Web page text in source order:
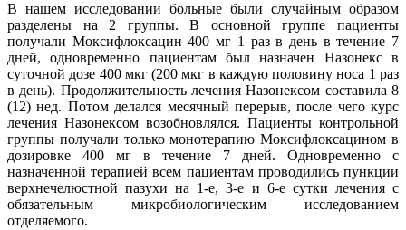
В нашем исследовании больные были случайным образом
разделены на 2 группы. В основной группе пациенты
получали Моксифлоксацин 400 мг 1 раз в день в течение 7
дней, одновременно пациентам был назначен Назонекс в
суточной дозе 400 мкг (200 мкг в каждую половину носа 1 раз
в день). Продолжительность лечения Назонексом составила 8
(12) нед. Потом делался месячный перерыв, после чего курс
лечения Назонексом возобновлялся. Пациенты контрольной
группы получали только монотерапию Моксифлоксацином в
дозировке 400 мг в течение 7 дней. Одновременно с
назначенной терапией всем пациентам проводились пункции
верхнечелюстной пазухи на 1-е, 3-е и 6-е сутки лечения с
обязательным микробиологическим исследованием
отделяемого.